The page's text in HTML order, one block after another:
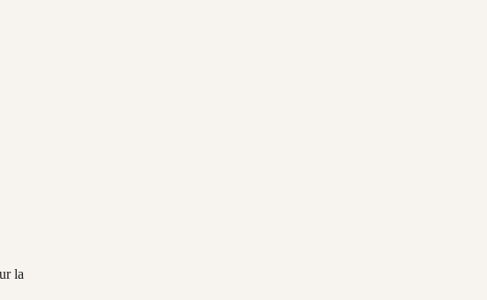
la